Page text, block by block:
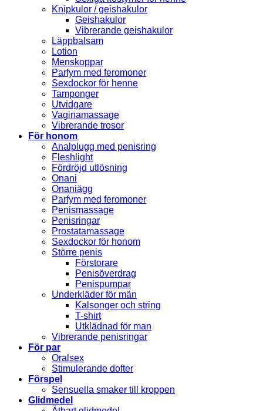
Knipkulor / geishakulor
Geishakulor
Vibrerande geishakulor
Läppbalsam
Lotion
Menskoppar
Parfym med feromoner
Sexdockor för henne
Tamponger
Utvidgare
Vaginamassage
Vibrerande trosor
För honom
Analplugg med penisring
Fleshlight
Fördröjd utlösning
Onani
Onaniägg
Parfym med feromoner
Penismassage
Penisringar
Prostatamassage
Sexdockor för honom
Större penis
Förstorare
Penisöverdrag
Penispumpar
Underkläder för män
Kalsonger och string
T-shirt
Utklädnad för man
Vibrerande penisringar
För par
Oralsex
Stimulerande dofter
Förspel
Sensuella smaker till kroppen
Glidmedel